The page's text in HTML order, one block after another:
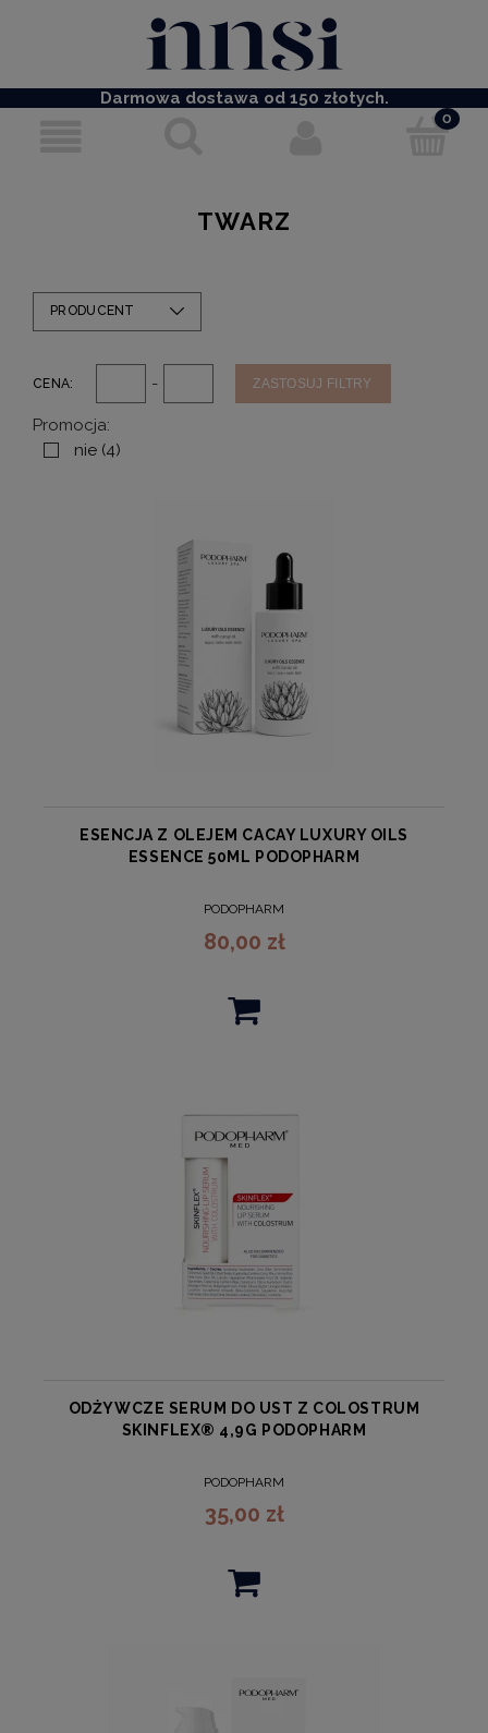
Darmowa dostawa od 150 złotych.
TWARZ
PRODUCENT
CENA: - ZASTOSUJ FILTRY
Promocja:
nie (4)
ESENCJA Z OLEJEM CACAY LUXURY OILS
ESSENCE 50ML PODOPHARM
PODOPHARM
80,00 zł
ODŻYWCZE SERUM DO UST Z COLOSTRUM
SKINFLEX® 4,9G PODOPHARM
PODOPHARM
35,00 zł